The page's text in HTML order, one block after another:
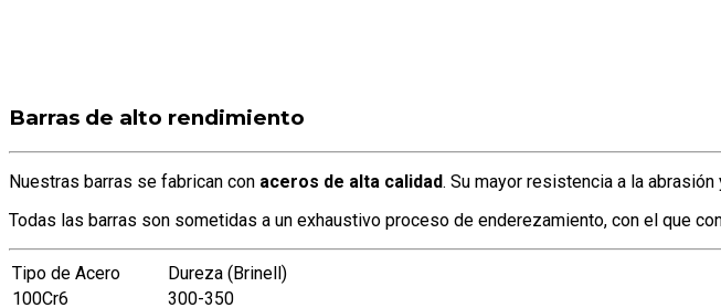
Barras de alto rendimiento
Nuestras barras se fabrican con aceros de alta calidad. Su mayor resistencia a la
Todas las barras son sometidas a un exhaustivo proceso de enderezamiento, con el que
Tipo de Acero
Dureza (Brinell)
100Cr6
300-350